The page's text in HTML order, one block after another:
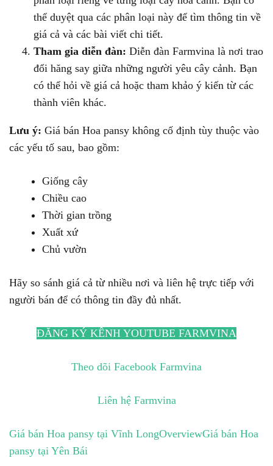
thể duyệt qua các phân loại này để tìm thông tin về
giá cả và các bài viết chi tiết.
Tham gia diễn đàn: Diễn đàn Farmvina là nơi trao
đổi hăng say giữa những người yêu cây cảnh. Bạn
có thể hỏi về giá cả hoặc tham khảo ý kiến từ các
thành viên khác.
Lưu ý: Giá bán Hoa pansy không cố định tùy thuộc vào
các yếu tố sau, bao gồm:
Giống cây
Chiều cao
Thời gian trồng
Xuất xứ
Chủ vườn
Hãy so sánh giá cả từ nhiều nơi và liên hệ trực tiếp với
người bán để có thông tin đầy đủ nhất.
ĐĂNG KÝ KÊNH YOUTUBE FARMVINA
Theo dõi Facebook Farmvina
Liên hệ Farmvina
Giá bán Hoa pansy tại Vĩnh LongOverviewGiá bán Hoa
pansy tại Yên Bái